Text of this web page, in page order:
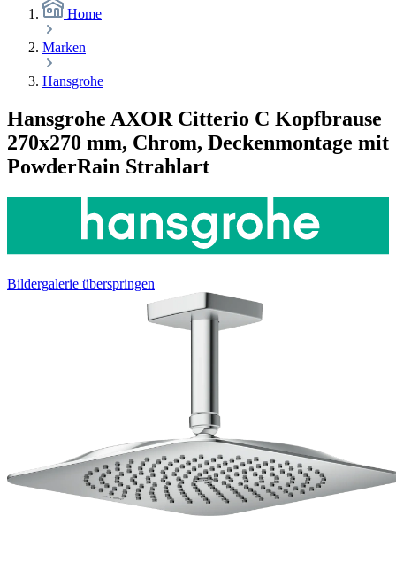
Home
Marken
Hansgrohe
Hansgrohe AXOR Citterio C Kopfbrause
270x270 mm, Chrom, Deckenmontage mit
PowderRain Strahlart
Bildergalerie überspringen